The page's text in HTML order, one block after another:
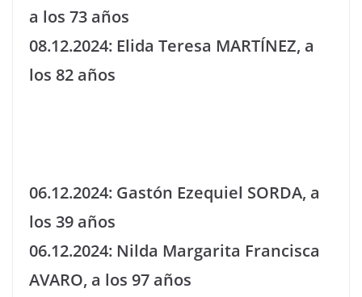
a los 73 años
08.12.2024: Elida Teresa MARTÍNEZ, a
los 82 años
06.12.2024: Gastón Ezequiel SORDA, a
los 39 años
06.12.2024: Nilda Margarita Francisca
AVARO, a los 97 años